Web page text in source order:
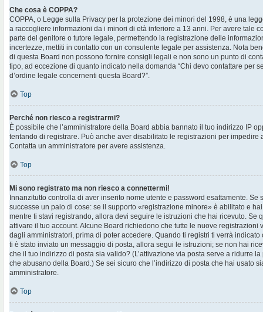
Che cosa è COPPA?
COPPA, o Legge sulla Privacy per la protezione dei minori del 1998, è una
a raccogliere informazioni da i minori di età inferiore a 13 anni. Per avere tale
parte del genitore o tutore legale, permettendo la registrazione delle
incertezze, mettiti in contatto con un consulente legale per assistenza. Nota
di questa Board non possono fornire consigli legali e non sono un punto di
tipo, ad eccezione di quanto indicato nella domanda “Chi devo contattare per
d’ordine legale concernenti questa Board?”.
Top
Perché non riesco a registrarmi?
È possibile che l’amministratore della Board abbia bannato il tuo indirizzo IP
tentando di registrare. Può anche aver disabilitato le registrazioni per impedire
Contatta un amministratore per avere assistenza.
Top
Mi sono registrato ma non riesco a connettermi!
Innanzitutto controlla di aver inserito nome utente e password esattamente. Se
successe un paio di cose: se il supporto «registrazione minore» è abilitato e
mentre ti stavi registrando, allora devi seguire le istruzioni che hai ricevuto. Se
attivare il tuo account. Alcune Board richiedono che tutte le nuove registrazioni
dagli amministratori, prima di poter accedere. Quando ti registri ti verrà
ti è stato inviato un messaggio di posta, allora segui le istruzioni; se non hai
che il tuo indirizzo di posta sia valido? (L’attivazione via posta serve a ridurre
che abusano della Board.) Se sei sicuro che l’indirizzo di posta che hai usato
amministratore.
Top